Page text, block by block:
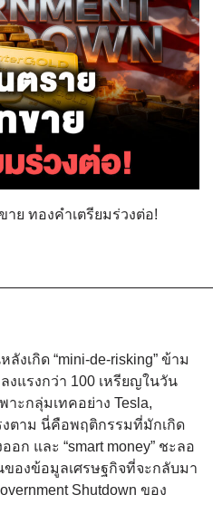
ย ทองคำเตรียมร่วงต่อ!
เกิด “mini-de-risking” ข้าม
แรงกว่า 100 เหรียญในวัน
ะกลุ่มเทคอย่าง Tesla,
ตาม นี่คือพฤติกรรมที่มักเกิด
ก และ “smart money” ชะลอ
ของข้อมูลเศรษฐกิจที่จะกลับมา
Shutdown ของ